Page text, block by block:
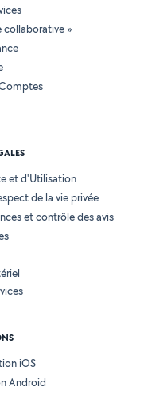
collaborative »
et d'Utilisation
de la vie privée
et contrôle des avis
iOS
Android